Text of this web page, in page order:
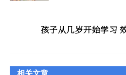
孩子从几岁开始学习
相关文章